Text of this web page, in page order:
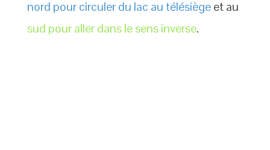
nord pour circuler du lac au télésiègeet au
sud pour aller dans le sens inverse.